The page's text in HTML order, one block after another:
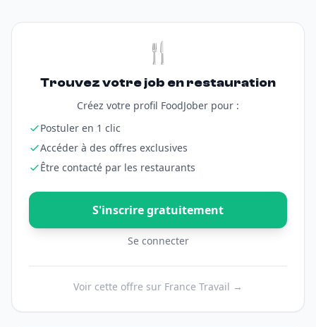
🍴
Trouvez votre job en restauration
Créez votre profil FoodJober pour :
Postuler en 1 clic
Accéder à des offres exclusives
Être contacté par les restaurants
S'inscrire gratuitement
Se connecter
Voir cette offre sur France Travail →